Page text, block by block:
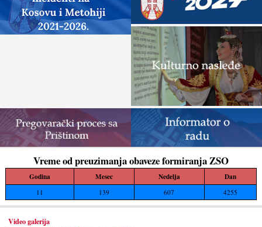
Vreme od preuzimanja obaveze formiranja ZSO
Godina Mesec Nedelja Dan
11 139 607 4255
Video galerija